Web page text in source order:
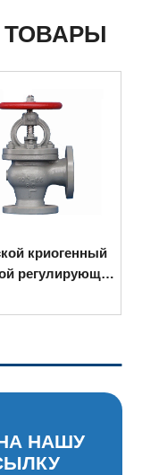
НАШУ